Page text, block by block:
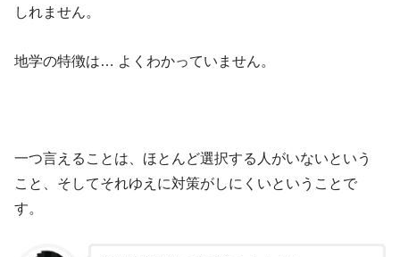
しれません。
地学の特徴は… よくわかっていません。
一つ言えることは、ほとんど選択する人がいないという
こと、そしてそれゆえに対策がしにくいということで
す。